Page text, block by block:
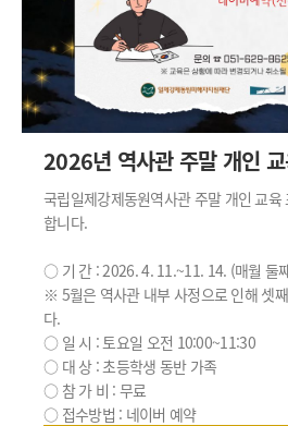
2026년 역사관 주말 개인
국립일제강제동원역사관 주말 개인 교육
합니다.
○ 기 간 : 2026. 4. 11.~11. 14. (매월 둘
※ 5월은 역사관 내부 사정으로 인해 셋
다.
○ 일 시 : 토요일 오전 10:00~11:30
○ 대 상 : 초등학생 동반 가족
○ 참 가 비 : 무료
○ 접수방법 : 네이버 예약